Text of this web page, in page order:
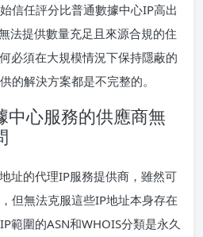
信任評分比普通數據中心IP高出
法提供數量充足且來源合規的住
必須在大規模情況下保持隱蔽的
的解決方案都是不完整的。
中心服務的供應商無
址的代理IP服務提供商，雖然可
但無法克服這些IP地址本身存在
範圍的ASN和WHOIS分類是永久